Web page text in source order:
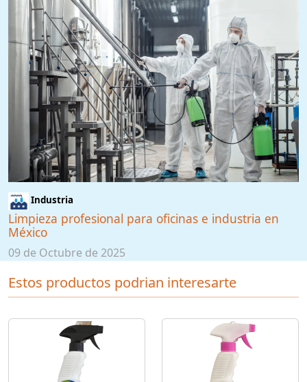
Industria
Limpieza profesional para oficinas e industria en
México
09 de Octubre de 2025
Estos productos podrian interesarte